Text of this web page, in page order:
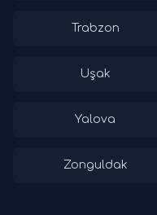
Trabzon
Uşak
Yalova
Zonguldak